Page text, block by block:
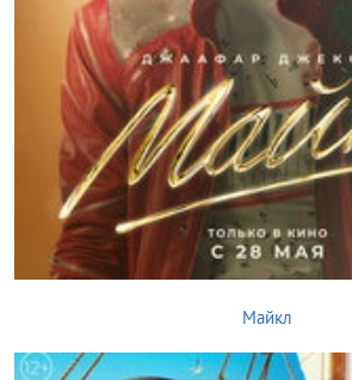
Майкл